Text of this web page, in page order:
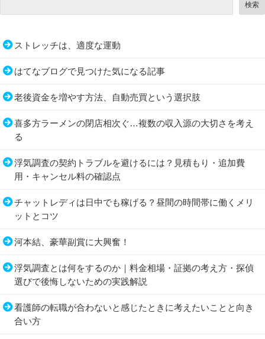
検索
ストレッチは、適度な運動
はてなブログで見つけた気になる記事
老後資金を増やす方法、自動売買という選択肢
喜多方ラーメンの閉店相次ぐ…複数の収入源の大切さを考え
る
浮気調査の契約トラブルを避けるには？見積もり・追加費
用・キャンセル料の確認点
チャットレディは日中でも稼げる？昼間の時間帯に働くメリ
ットとコツ
河本結、豪華副賞に大興奮！
浮気調査とは何をするのか｜料金相場・証拠の考え方・探偵
選びで後悔しないための実践解説
看護師の転職が合わないと感じたときに考えたいことと向き
合い方